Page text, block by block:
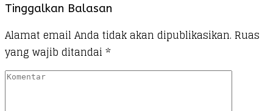
Tinggalkan Balasan
Alamat email Anda tidak akan dipublikasikan. Ruas
yang wajib ditandai *